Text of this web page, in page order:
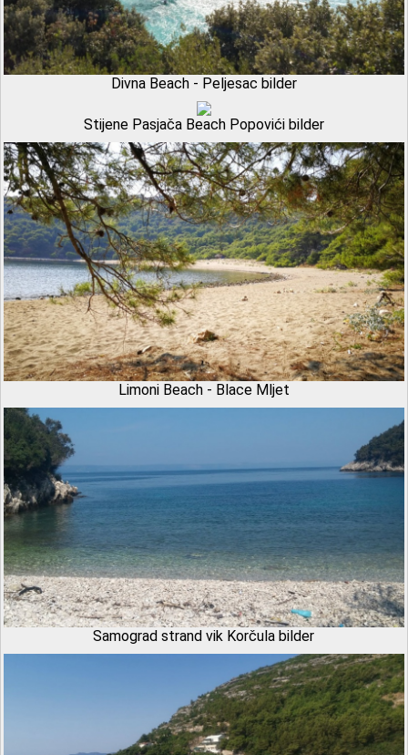
Divna Beach - Peljesac bilder
Stijene Pasjača Beach Popovići bilder
Limoni Beach - Blace Mljet
Samograd strand vik Korčula bilder